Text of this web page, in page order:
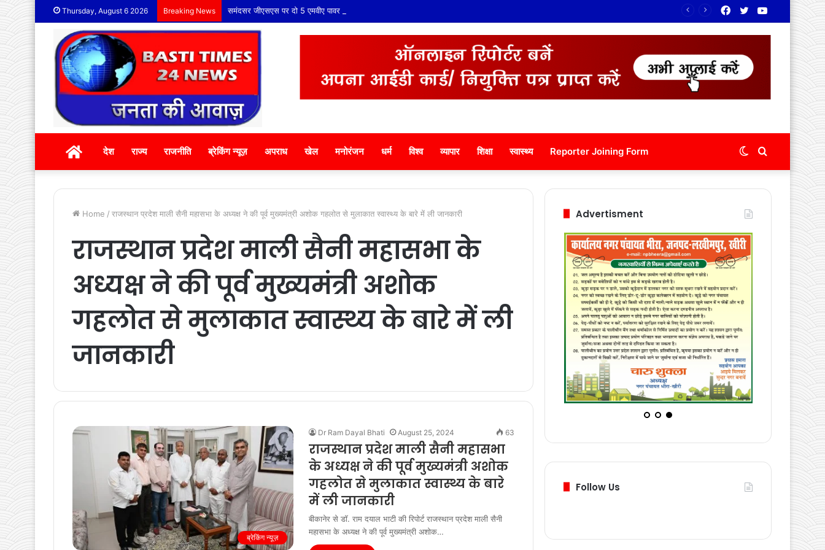
Thursday, August 6 2026 Breaking News समंदसर जीएसएस पर दो 5 एमवीए पावर ट्रांसफार्मरों की स्वीकृति, विधायक श्री ताराचंद सारस्वत के सतत प्रयास लाए रंग YouTube
Twitter
Facebook
होम देश राज्य राजनीति ब्रेकिंग न्यूज़ अपराध खेल मनोरंजन धर्म विश्व व्यापार शिक्षा स्वास्थ्य Reporter Joining Form Switch
skin
Home / राजस्थान प्रदेश माली सैनी महासभा के अध्यक्ष ने की पूर्व मुख्यमंत्री अशोक गहलोत से मुलाकात स्वास्थ्य के बारे में ली जानकारी
राजस्थान प्रदेश माली सैनी महासभा के
अध्यक्ष ने की पूर्व मुख्यमंत्री अशोक
गहलोत से मुलाकात स्वास्थ्य के बारे में ली
जानकारी
ब्रेकिंग न्यूज़
Dr Ram Dayal Bhati August 25, 2024 63
राजस्थान प्रदेश माली सैनी महासभा
के अध्यक्ष ने की पूर्व मुख्यमंत्री अशोक
गहलोत से मुलाकात स्वास्थ्य के बारे
में ली जानकारी
बीकानेर से डॉ. राम दयाल भाटी की रिपोर्ट राजस्थान प्रदेश माली सैनी
महासभा के अध्यक्ष ने की पूर्व मुख्यमंत्री अशोक…
Advertisment